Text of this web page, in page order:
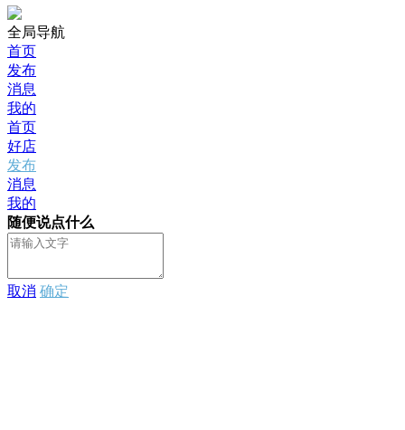
全局导航
首页
发布
消息
我的
首页
好店
发布
消息
我的
随便说点什么
取消 确定